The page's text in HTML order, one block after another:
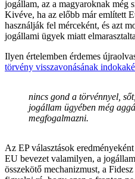
jogállam, az a magyaroknak még
Kivéve, ha az előbb már említett
használják fel mérceként, és azt
jogállami ügyek miatt
Ilyen értelemben érdemes
törvény visszavonásának
nincs gond a törvénnyel,
jogállam ügyében még
megfogalmazni.
Az EP választások
EU bevezet valamilyen, a
összekötő mechanizmust, a